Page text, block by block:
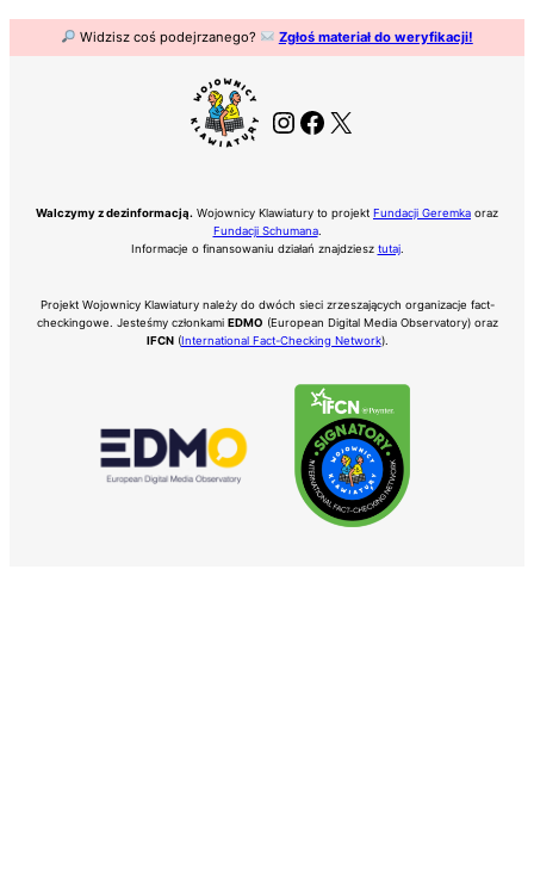
Widzisz coś podejrzanego? Zgłoś materiał do weryfikacji!
Instagram
Facebook
X
Walczymy z dezinformacją. Wojownicy Klawiatury to projekt Fundacji Geremka oraz
Fundacji Schumana.
Informacje o finansowaniu działań znajdziesz tutaj.
Projekt Wojownicy Klawiatury należy do dwóch sieci zrzeszających organizacje fact-
checkingowe. Jesteśmy członkami EDMO (European Digital Media Observatory) oraz
IFCN(International Fact-Checking Network).